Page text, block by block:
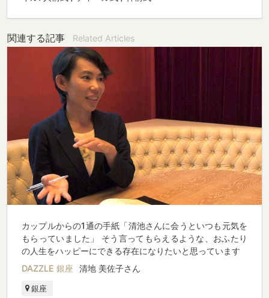
関連する記事 Related Articles
カップルからの1通の手紙「清池さんに会うといつも元気を
もらっていました」 そう言ってもらえるような、おふたり
の人生をハッピーにできる存在になりたいと思っています
DAZZLE 銀座
清地 美佐子さん
銀座